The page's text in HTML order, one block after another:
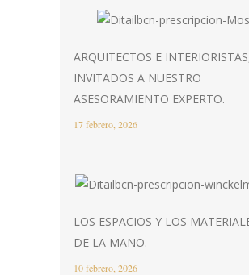
ARQUITECTOS E
INVITADOS A NUESTRO
ASESORAMIENTO EXPERTO.
17 febrero, 2026
LOS ESPACIOS Y LOS
DE LA MANO.
10 febrero, 2026